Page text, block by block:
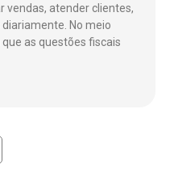
vendas, atender clientes,
No meio
as questões fiscais